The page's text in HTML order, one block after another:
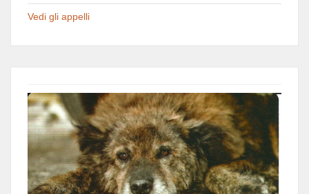
Vedi gli appelli